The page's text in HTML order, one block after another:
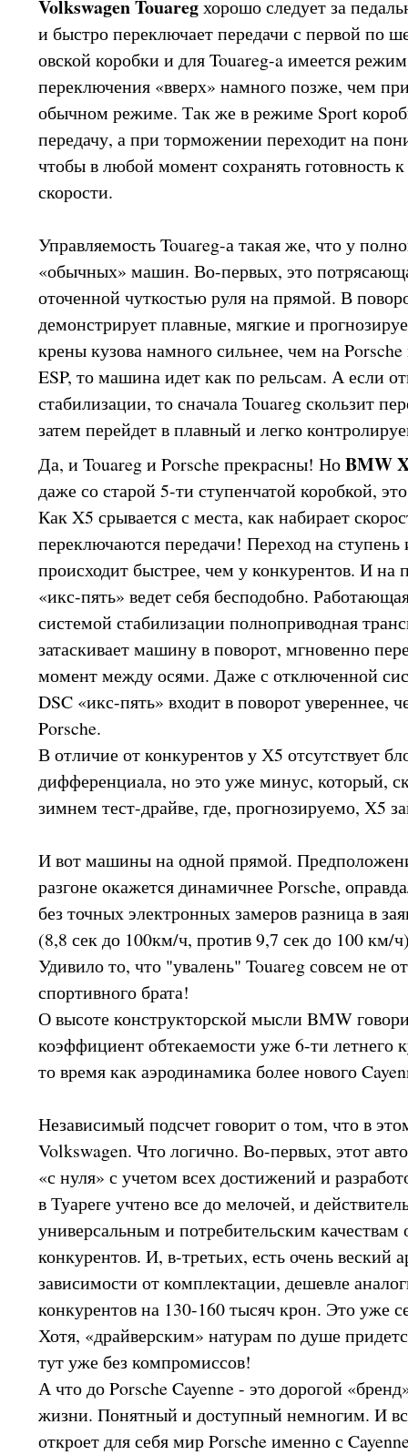
Volkswagen Touaregхорошо следует за
и быстро переключает передачи с первой по
овской коробки и для Touareg-a имеется
переключения «вверх» намного позже, чем
обычном режиме. Так же в режиме Sport
передачу, а при торможении переходит на
чтобы в любой момент сохранять готовность
скорости.
Управляемость Touareg-а такая же, что у
«обычных» машин. Во-первых, это
оточенной чуткостью руля на прямой. В
демонстрирует плавные, мягкие и
крены кузова намного сильнее, чем на
ESP, то машина идет как по рельсам. А если
стабилизации, то сначала Touareg скользит
затем перейдет в плавный и легко
Да, и Touareg и Porsche прекрасны! НоBMW
даже со старой 5-ти ступенчатой коробкой,
Как X5 срывается с места, как набирает
переключаются передачи! Переход на ступень
происходит быстрее, чем у конкурентов. И на
«икс-пять» ведет себя бесподобно.
системой стабилизации полноприводная
затаскивает машину в поворот, мгновенно
момент между осями. Даже с отключенной
DSC «икс-пять» входит в поворот увереннее,
Porsche.
В отличие от конкурентов у Х5 отсутствует
дифференциала, но это уже минус, который,
зимнем тест-драйве, где, прогнозируемо, Х5
И вот машины на одной прямой.
разгоне окажется динамичнее Porsche,
без точных электронных замеров разница в
(8,8 сек до 100км/ч, против 9,7 сек до 100 км/
Удивило то, что "увалень" Touareg совсем не
спортивного брата!
О высоте конструкторской мысли BMW
коэффициент обтекаемости уже 6-ти летнего
то время как аэродинамика более нового
Независимый подсчет говорит о том, что в
Volkswagen. Что логично. Во-первых, этот
«с нуля» с учетом всех достижений и
в Туареге учтено все до мелочей, и
универсальным и потребительским качествам
конкурентов. И, в-третьих, есть очень веский
зависимости от комплектации, дешевле
конкурентов на 130-160 тысяч крон. Это уже
Хотя, «драйверским» натурам по душе
тут уже без компромиссов!
А что до Porsche Cayenne - это дорогой
жизни. Понятный и доступный немногим. И
откроет для себя мир Porsche именно с